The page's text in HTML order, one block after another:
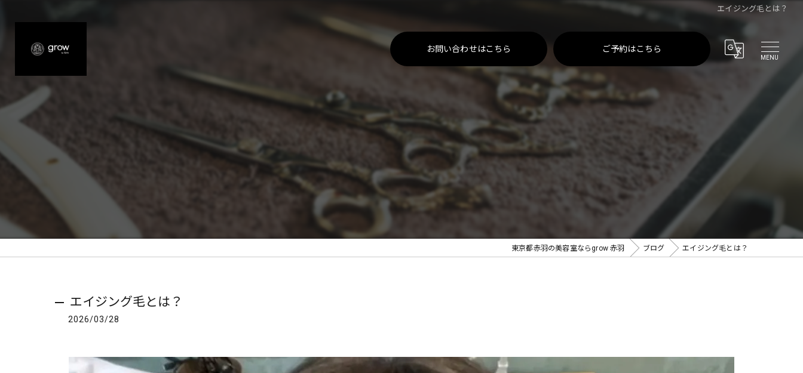
エイジング毛とは？
お問い合わせはこちら ご予約はこちら
東京都赤羽の美容室ならgrow 赤羽 ブログ エイジング毛とは？
エイジング毛とは？
2026/03/28